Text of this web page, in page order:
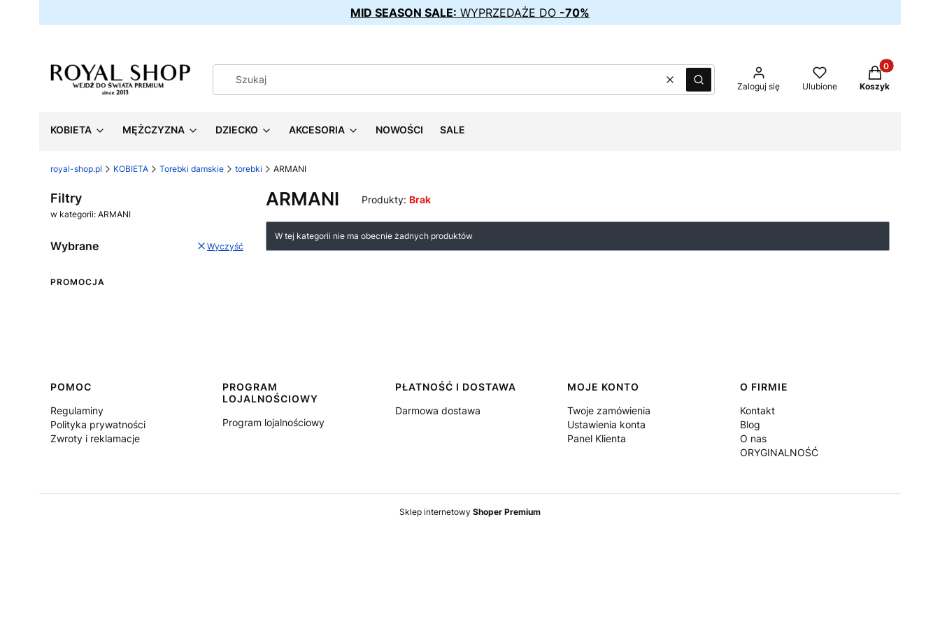
MID SEASON SALE: WYPRZEDAŻE DO -70%
WyczyśćSzukaj Zaloguj się Ulubione
Produkty w
Koszyk
KOBIETA MĘŻCZYZNA DZIECKO AKCESORIA NOWOŚCI SALE
royal-shop.pl KOBIETA Torebki damskie torebki ARMANI
Filtry
w kategorii: ARMANI
Wybrane Wyczyść
PROMOCJA
ARMANI Produkty: Brak
Lista produktów
W tej kategorii nie ma obecnie żadnych produktów
Linki w stopce
POMOC
Regulaminy
Polityka prywatności
Zwroty i reklamacje
PROGRAM
LOJALNOŚCIOWY
Program lojalnościowy
PŁATNOŚĆ I DOSTAWA
Darmowa dostawa
MOJE KONTO
Twoje zamówienia
Ustawienia konta
Panel Klienta
O FIRMIE
Kontakt
Blog
O nas
ORYGINALNOŚĆ
Sklep internetowy Shoper Premium